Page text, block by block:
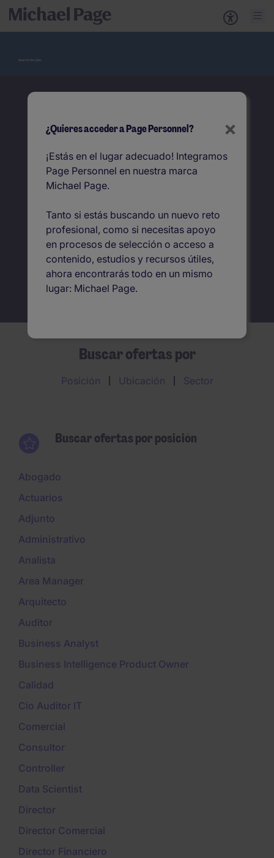
Search for jobs
Empieza aquí tu próximo empleo
Buscar
Puesto
Localización
Buscar ofertas por
Posición Ubicación Sector
Buscar ofertas por posición
Abogado
Actuarios
Adjunto
Administrativo
Analista
Area Manager
Arquitecto
Auditor
Business Analyst
Business Intelligence Product Owner
Calidad
Cio Auditor IT
Comercial
Consultor
Controller
Data Scientist
Director
Director Comercial
Director Financiero
×
¿Quieres acceder a Page Personnel?
¡Estás en el lugar adecuado! Integramos
Page Personnel en nuestra marca
Michael Page.
Tanto si estás buscando un nuevo reto
profesional, como si necesitas apoyo
en procesos de selección o acceso a
contenido, estudios y recursos útiles,
ahora encontrarás todo en un mismo
lugar: Michael Page.